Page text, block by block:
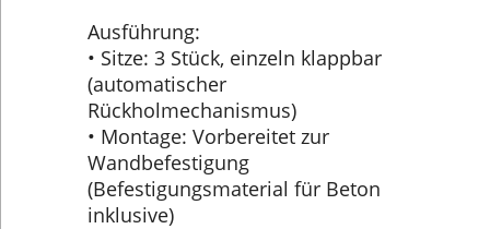
Ausführung:
• Sitze: 3 Stück, einzeln klappbar
(automatischer
Rückholmechanismus)
• Montage: Vorbereitet zur
Wandbefestigung
(Befestigungsmaterial für Beton
inklusive)